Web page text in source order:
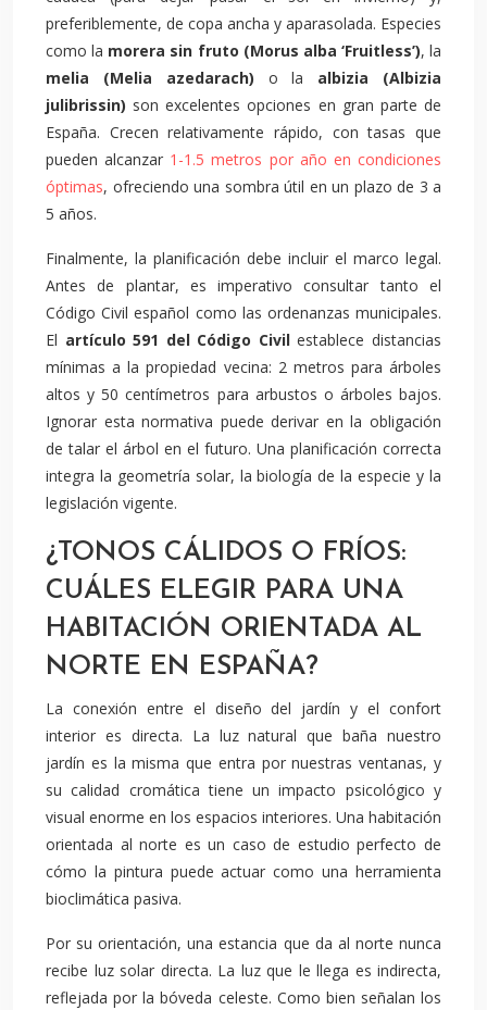
preferiblemente, de copa ancha y aparasolada. Especies
como la morera sin fruto (Morus alba ‘Fruitless’), la
melia (Melia azedarach) o la albizia (Albizia
julibrissin) son excelentes opciones en gran parte de
España. Crecen relativamente rápido, con tasas que
pueden alcanzar 1-1.5 metros por año en condiciones
óptimas, ofreciendo una sombra útil en un plazo de 3 a
5 años.
Finalmente, la planificación debe incluir el marco legal.
Antes de plantar, es imperativo consultar tanto el
Código Civil español como las ordenanzas municipales.
El artículo 591 del Código Civilestablece distancias
mínimas a la propiedad vecina: 2 metros para árboles
altos y 50 centímetros para arbustos o árboles bajos.
Ignorar esta normativa puede derivar en la obligación
de talar el árbol en el futuro. Una planificación correcta
integra la geometría solar, la biología de la especie y la
legislación vigente.
¿TONOS CÁLIDOS O FRÍOS:
CUÁLES ELEGIR PARA UNA
HABITACIÓN ORIENTADA AL
NORTE EN ESPAÑA?
La conexión entre el diseño del jardín y el confort
interior es directa. La luz natural que baña nuestro
jardín es la misma que entra por nuestras ventanas, y
su calidad cromática tiene un impacto psicológico y
visual enorme en los espacios interiores. Una habitación
orientada al norte es un caso de estudio perfecto de
cómo la pintura puede actuar como una herramienta
bioclimática pasiva.
Por su orientación, una estancia que da al norte nunca
recibe luz solar directa. La luz que le llega es indirecta,
reflejada por la bóveda celeste. Como bien señalan los